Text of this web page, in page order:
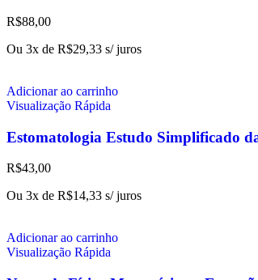
R$88,00
Ou 3x de R$29,33 s/ juros
Adicionar ao carrinho
Visualização Rápida
Estomatologia Estudo Simplificado
R$43,00
Ou 3x de R$14,33 s/ juros
Adicionar ao carrinho
Visualização Rápida